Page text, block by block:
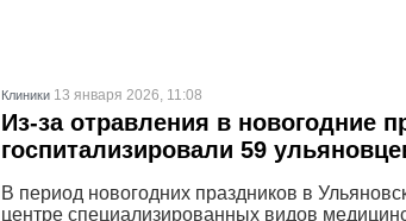
Клиники 13 января 2026, 11:08
Из-за отравления в новогодние
госпитализировали 59
В период новогодних праздников в
центре специализированных видов